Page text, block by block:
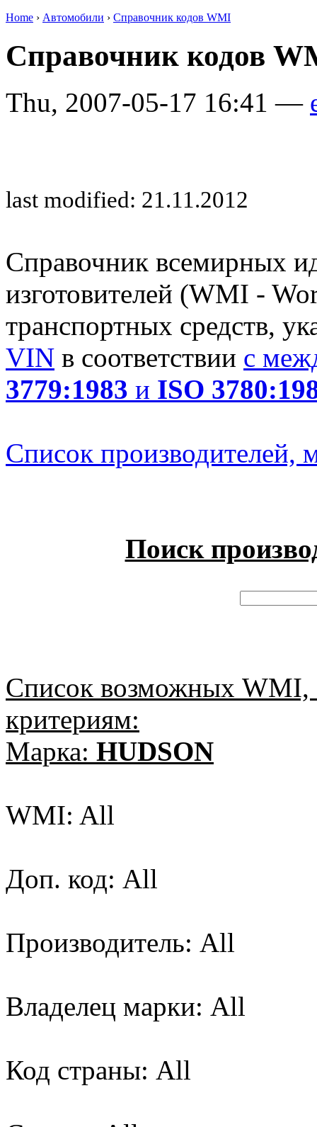
Home › Автомобили › Справочник кодов WMI
Справочник кодов
Thu, 2007-05-17 16:41 —
last modified: 21.11.2012
Справочник всемирных
изготовителей (WMI -
транспортных средств,
VIN в соответствии с
3779:1983 и ISO
Список производителей,
Поиск
Список возможных
критериям:
Марка: HUDSON
WMI: All
Доп. код: All
Производитель: All
Владелец марки: All
Код страны: All